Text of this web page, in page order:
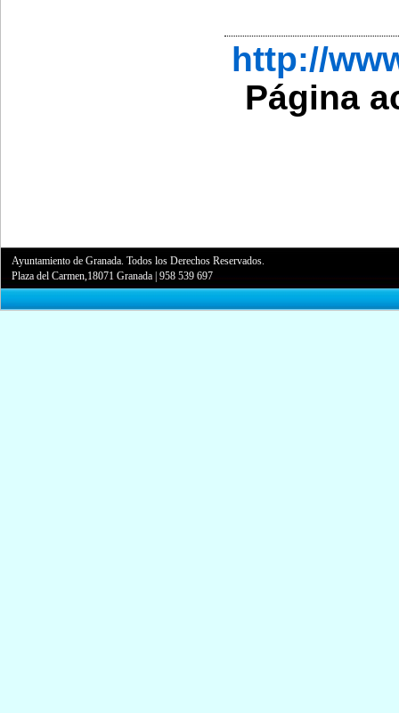
http://
Página
Ayuntamiento de Granada. Todos los Derechos Reservados.
Plaza del Carmen,18071 Granada |958 539 697